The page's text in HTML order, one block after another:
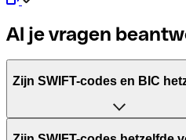
Al je vragen
Zijn SWIFT-codes en BIC